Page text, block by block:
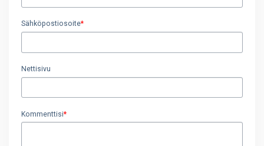
Sähköpostiosoite*
Nettisivu
Kommenttisi*